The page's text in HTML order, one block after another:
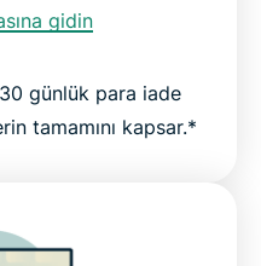
gidin
günlük para iade
tamamını kapsar.*